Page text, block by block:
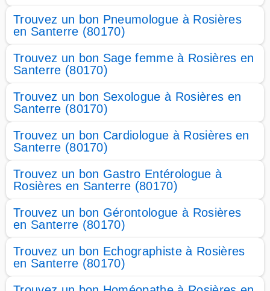
Trouvez un bon Pneumologue à Rosières
en Santerre (80170)
Trouvez un bon Sage femme à Rosières en
Santerre (80170)
Trouvez un bon Sexologue à Rosières en
Santerre (80170)
Trouvez un bon Cardiologue à Rosières en
Santerre (80170)
Trouvez un bon Gastro Entérologue à
Rosières en Santerre (80170)
Trouvez un bon Gérontologue à Rosières
en Santerre (80170)
Trouvez un bon Echographiste à Rosières
en Santerre (80170)